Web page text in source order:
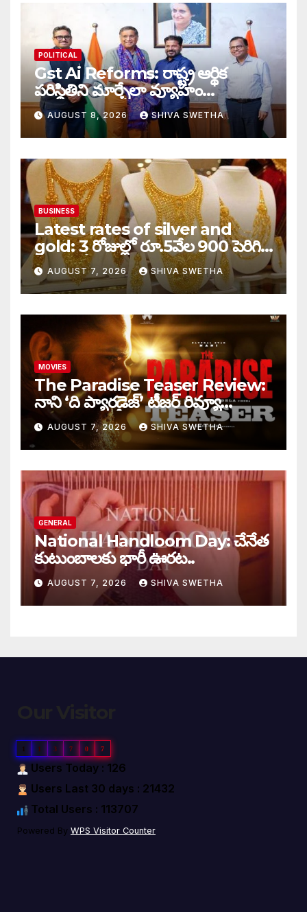
POLITICAL
Gst Ai Reforms: రాష్ట్ర ఆర్థిక
పరిస్థితిని మార్చేలా వ్యూహం…
AUGUST 8, 2026 SHIVA SWETHA
BUSINESS
Latest rates of silver and
gold: 3 రోజుల్లో రూ.5వేల 900 పెరిగిన
తులం గోల్డ్…
AUGUST 7, 2026 SHIVA SWETHA
MOVIES
The Paradise Teaser Review:
నాని ‘ది ప్యారడైజ్’ టీజర్ రివ్యూ…
AUGUST 7, 2026 SHIVA SWETHA
GENERAL
National Handloom Day: చేనేత
కుటుంబాలకు భారీ ఊరట..
AUGUST 7, 2026 SHIVA SWETHA
1 1 3 7 0 7
Users Today : 126
Users Last 30 days : 21432
Total Users : 113707
Powered By WPS Visitor Counter